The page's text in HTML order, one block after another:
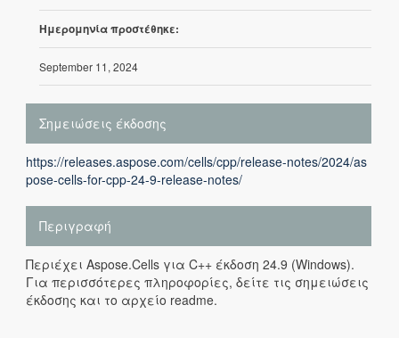
Ημερομηνία προστέθηκε:
September 11, 2024
Σημειώσεις έκδοσης
https://releases.aspose.com/cells/cpp/release-notes/2024/as
pose-cells-for-cpp-24-9-release-notes/
Περιγραφή
Περιέχει Aspose.Cells για C++ έκδοση 24.9 (Windows).
Για περισσότερες πληροφορίες, δείτε τις σημειώσεις
έκδοσης και το αρχείο readme.